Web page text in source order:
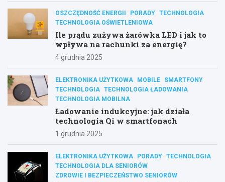
OSZCZĘDNOŚĆ ENERGII PORADY TECHNOLOGIA
TECHNOLOGIA OŚWIETLENIOWA
Ile prądu zużywa żarówka LED i jak to
wpływa na rachunki za energię?
4 grudnia 2025
ELEKTRONIKA UŻYTKOWA MOBILE
SMARTFONY
TECHNOLOGIA TECHNOLOGIA ŁADOWANIA
TECHNOLOGIA MOBILNA
Ładowanie indukcyjne: jak działa
technologia Qi w smartfonach
1 grudnia 2025
ELEKTRONIKA UŻYTKOWA PORADY TECHNOLOGIA
TECHNOLOGIA DLA SENIORÓW
ZDROWIE I BEZPIECZEŃSTWO SENIORÓW